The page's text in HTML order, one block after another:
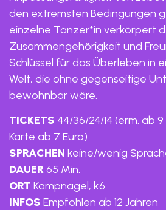
den extremsten Bedingungen
einzelne Tänzer*in verkörpert
Zusammengehörigkeit und
Schlüssel für das Überleben in
Welt, die ohne gegenseitige
bewohnbar wäre.
TICKETS 44/36/24/14 (erm. ab
Karte ab 7 Euro)
SPRACHEN keine/wenig
DAUER65 Min.
ORT Kampnagel, k6
INFOS Empfohlen ab 12 Jahren